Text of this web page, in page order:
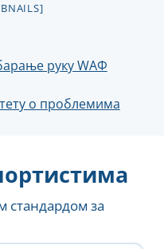
руку WАФ
о проблемима
стандардом за